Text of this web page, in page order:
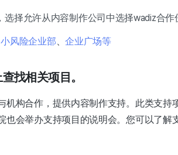
选择允许从内容制作公司中选择wadiz合
风险企业部、企业广场等
找相关项目。
机构合作，提供内容制作支持。此类支持
也会举办支持项目的说明会。您可以了